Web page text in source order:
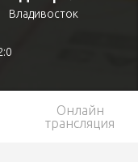
Владивосток
Онлайн
трансляция